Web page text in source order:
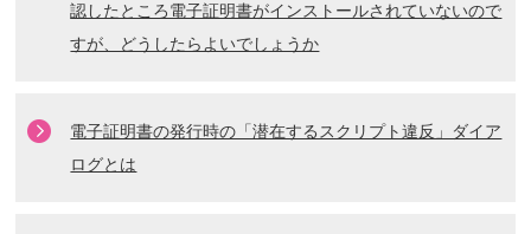
認したところ電子証明書がインストールされていないので
すが、どうしたらよいでしょうか
電子証明書の発行時の「潜在するスクリプト違反」ダイア
ログとは